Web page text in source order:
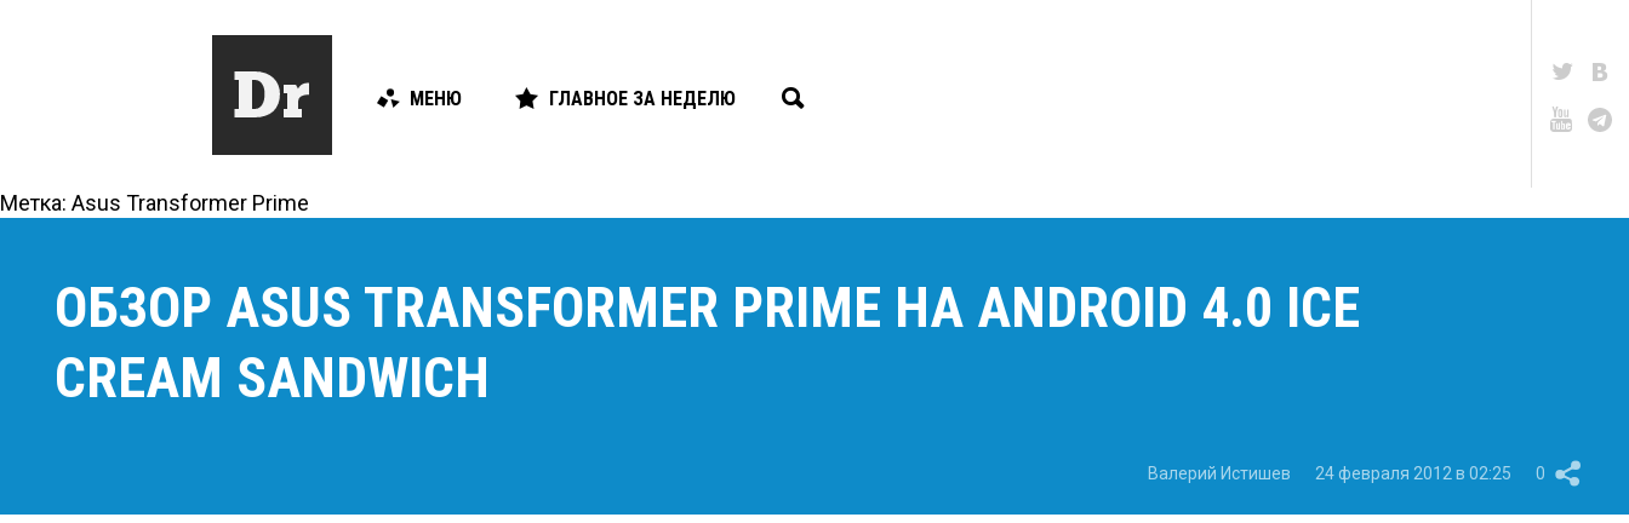
МЕНЮ ГЛАВНОЕ ЗА НЕДЕЛЮ
Метка: Asus Transformer Prime
ОБЗОР ASUS TRANSFORMER PRIME НА ANDROID 4.0 ICE
CREAM SANDWICH
Валерий Истишев 24 февраля 2012 в 02:25 0